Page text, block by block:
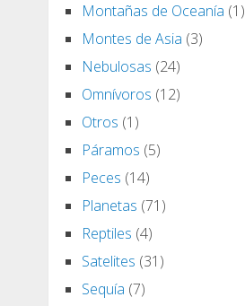
Montañas de Oceanía (1)
Montes de Asia (3)
Nebulosas (24)
Omnívoros (12)
Otros (1)
Páramos (5)
Peces (14)
Planetas (71)
Reptiles (4)
Satelites (31)
Sequía (7)